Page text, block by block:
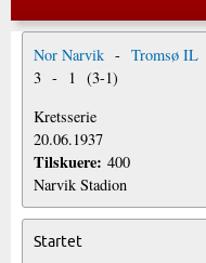
Nor Narvik - Tromsø IL
3 - 1 (3-1)
Kretsserie
20.06.1937
Tilskuere: 400
Narvik Stadion
Startet